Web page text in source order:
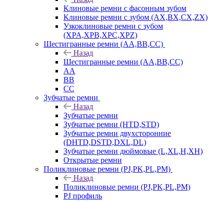
Клиновые ремни с фасонным зубом
Клиновые ремни с зубом (AX,BX,CX,ZX)
Узкоклиновые ремни с зубом
(XPA,XPB,XPC,XPZ)
Шестигранные ремни (AA,BB,CC)
Назад
Шестигранные ремни (AA,BB,CC)
AA
BB
CC
Зубчатые ремни
Назад
Зубчатые ремни
Зубчатые ремни (HTD,STD)
Зубчатые ремни двухсторонние
(DHTD,DSTD,DXL,DL)
Зубчатые ремни дюймовые (L,XL,H,XH)
Открытые ремни
Поликлиновые ремни (PJ,PK,PL,PM)
Назад
Поликлиновые ремни (PJ,PK,PL,PM)
PJ профиль